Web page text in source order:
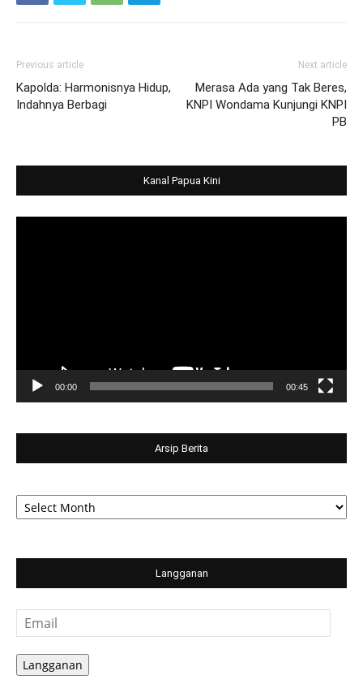
Previous article
Kapolda: Harmonisnya Hidup,
Indahnya Berbagi
Next article
Merasa Ada yang Tak Beres,
KNPI Wondama Kunjungi KNPI
PB
Kanal Papua Kini
00:00 00:45
Arsip Berita
Arsip
Berita
Langganan
Email
Langganan